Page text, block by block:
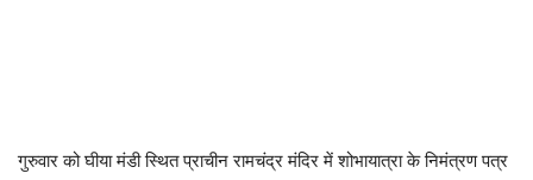
गुरुवार को घीया मंडी स्थित प्राचीन रामचंद्र मंदिर में शोभायात्रा के निमंत्रण पत्र